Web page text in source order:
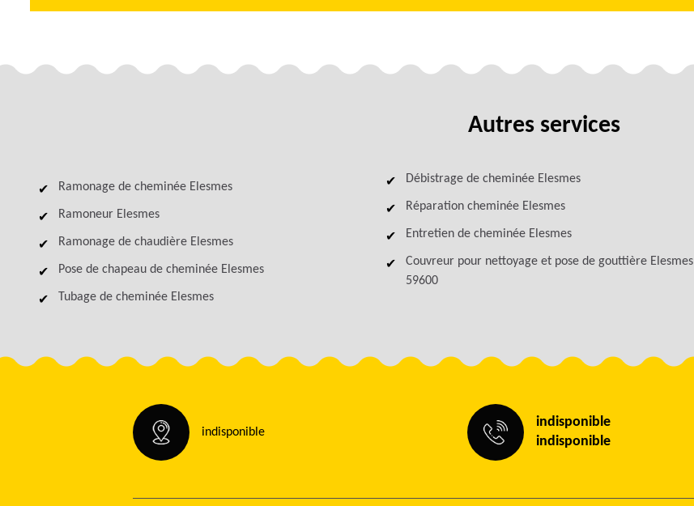
Autres services
Ramonage de cheminée Elesmes
Ramoneur Elesmes
Ramonage de chaudière Elesmes
Pose de chapeau de cheminée Elesmes
Tubage de cheminée Elesmes
Débistrage de cheminée Elesmes
Réparation cheminée Elesmes
Entretien de cheminée Elesmes
Couvreur pour nettoyage et pose de gouttière Elesmes
59600
indisponible
indisponible
indisponible